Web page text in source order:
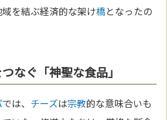
域を結ぶ経済的な架け橋となったの
なぐ「神聖な食品」
では、 チーズは宗教的な意味合いも